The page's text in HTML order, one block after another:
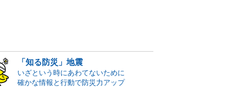
「知る防災」地震
いざという時にあわてないために
確かな情報と行動で防災力アップ